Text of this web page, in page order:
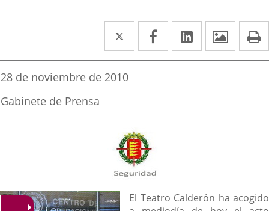
Twitter
Enlace
a
una
externa.
Facebook
Enlace
a
externa.
Linkedin
Enlace
a
externa.
Fecha
la
noticia
28 de noviembre de 2010
Fuente
la
Gabinete de Prensa
Descripción
El Teatro Calderón ha acogido